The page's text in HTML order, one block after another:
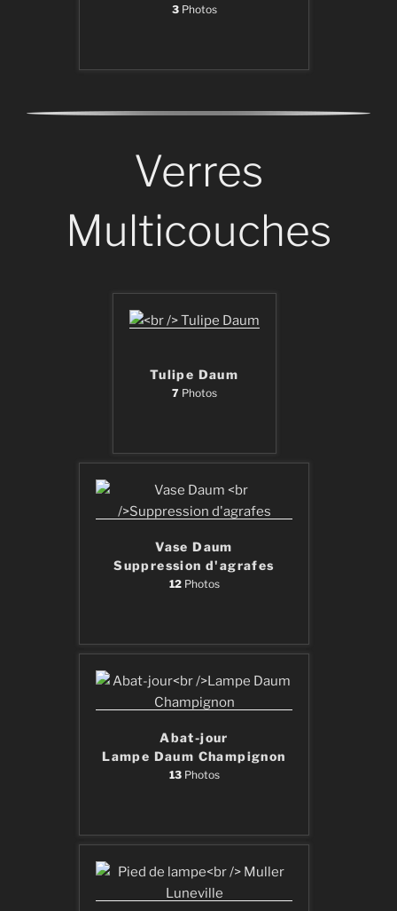
3Photos
Verres
Multicouches
Tulipe Daum
7 Photos
Vase Daum
Suppression d'agrafes
12Photos
Abat-jour
Lampe Daum Champignon
13Photos